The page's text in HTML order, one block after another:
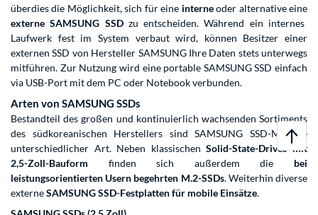
überdies die Möglichkeit, sich für eine interneoder alternative eine
externe SAMSUNG SSDzu entscheiden. Während ein internes
Laufwerk fest im System verbaut wird, können Besitzer einer
externen SSD von Hersteller SAMSUNG Ihre Daten stets unterwegs
mitführen. Zur Nutzung wird eine portable SAMSUNG SSD einfach
via USB-Port mit dem PC oder Notebook verbunden.
Arten von SAMSUNG SSDs
Bestandteil des großen und kontinuierlich wachsenden Sortiments
des südkoreanischen Herstellers sind SAMSUNG SSD-Modelle
unterschiedlicher Art. Neben klassischen Solid-State-Drives mit
2,5-Zoll-Bauform finden sich außerdem die bei
leistungsorientierten Usern begehrten M.2-SSDs. Weiterhin diverse
externeSAMSUNG SSD-Festplatten für mobile Einsätze.